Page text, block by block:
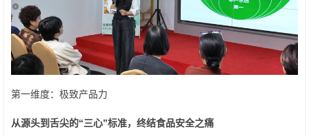
第一维度：极致产品力
从源头到舌尖的“三心”标准，终结食品安全之痛